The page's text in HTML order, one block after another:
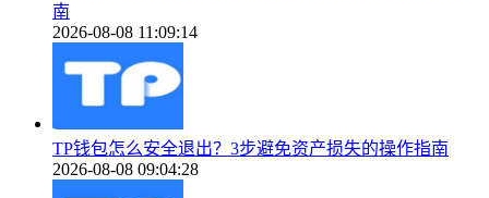
南
2026-08-08 11:09:14
TP钱包怎么安全退出？3步避免资产损失的操作指南
2026-08-08 09:04:28